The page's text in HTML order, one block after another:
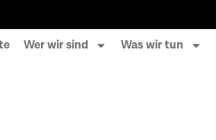
Wer wir sind Was wir tun